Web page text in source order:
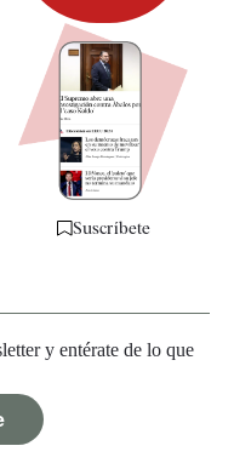
Suscríbete
y entérate de lo que